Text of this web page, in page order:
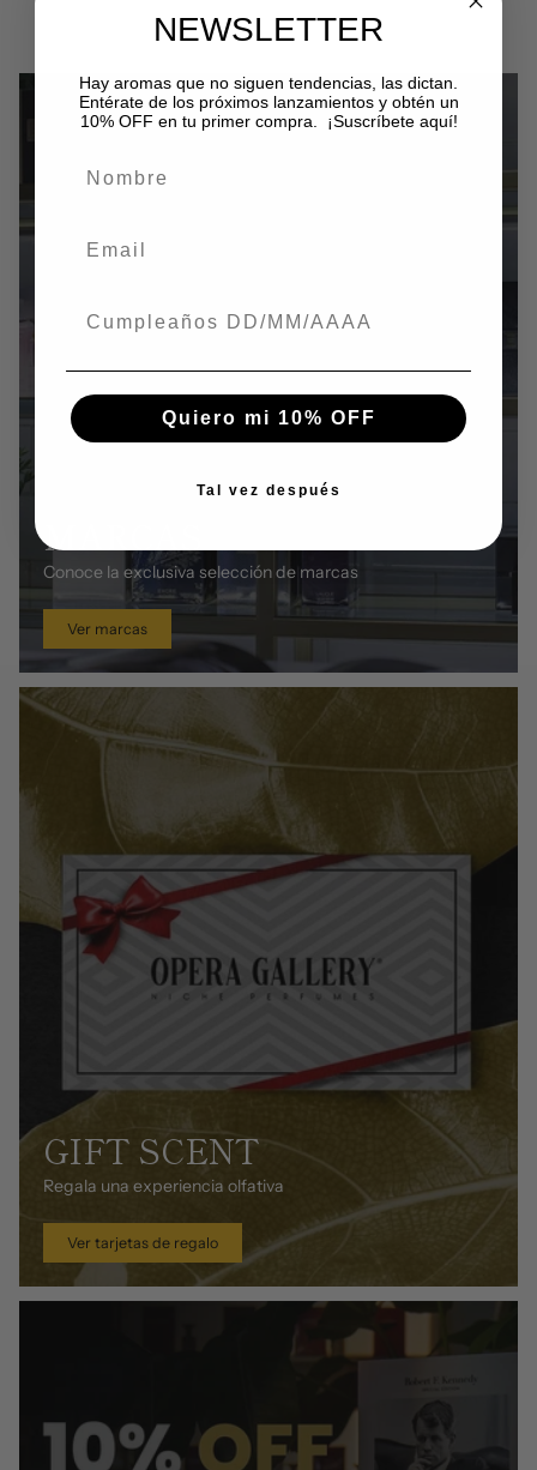
MARCAS
Conoce la exclusiva selección de marcas
Ver marcas
GIFT SCENT
Regala una experiencia olfativa
Ver tarjetas de regalo
NEWSLETTER
Hay aromas que no siguen tendencias, las dictan.
Entérate de los próximos lanzamientos y obtén un
10% OFF en tu primer compra. ¡Suscríbete aquí!
Quiero mi 10% OFF
Tal vez después